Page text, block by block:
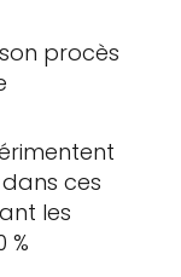
procès
ces
les
%